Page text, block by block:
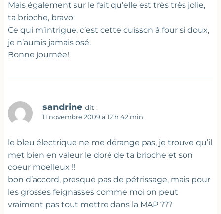
Mais également sur le fait qu’elle est très très jolie,
ta brioche, bravo!
Ce qui m’intrigue, c’est cette cuisson à four si doux,
je n’aurais jamais osé.
Bonne journée!
sandrine dit :
11 novembre 2009 à 12 h 42 min
le bleu électrique ne me dérange pas, je trouve qu’il
met bien en valeur le doré de ta brioche et son
coeur moelleux !!
bon d’accord, presque pas de pétrissage, mais pour
les grosses feignasses comme moi on peut
vraiment pas tout mettre dans la MAP ???